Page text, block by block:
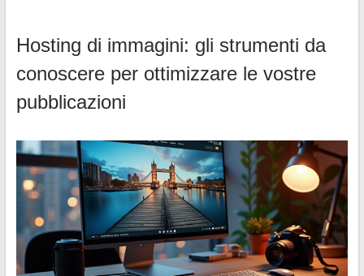
Hosting di immagini: gli strumenti da
conoscere per ottimizzare le vostre
pubblicazioni